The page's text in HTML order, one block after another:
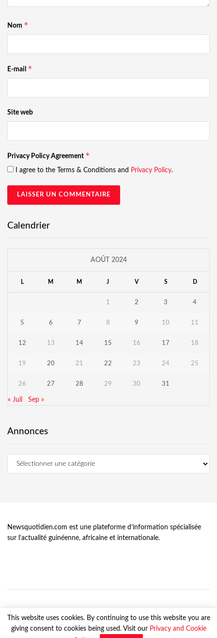
Nom *
E-mail *
Site web
Privacy Policy Agreement *
I agree to the Terms & Conditions and Privacy Policy.
Calendrier
AOÛT 2024
L M M J V S D
1 2 3 4
5 6 7 8 9 10 11
12 13 14 15 16 17 18
19 20 21 22 23 24 25
26 27 28 29 30 31
« Juil Sep »
Annonces
Newsquotidien.com est une plateforme d’information spécialisée
sur l’actualité guinéenne, africaine et internationale.
© Newsquotidien.com, tous droits réservés
This website uses cookies. By continuing to use this website you are
giving consent to cookies being used. Visit our Privacy and Cookie